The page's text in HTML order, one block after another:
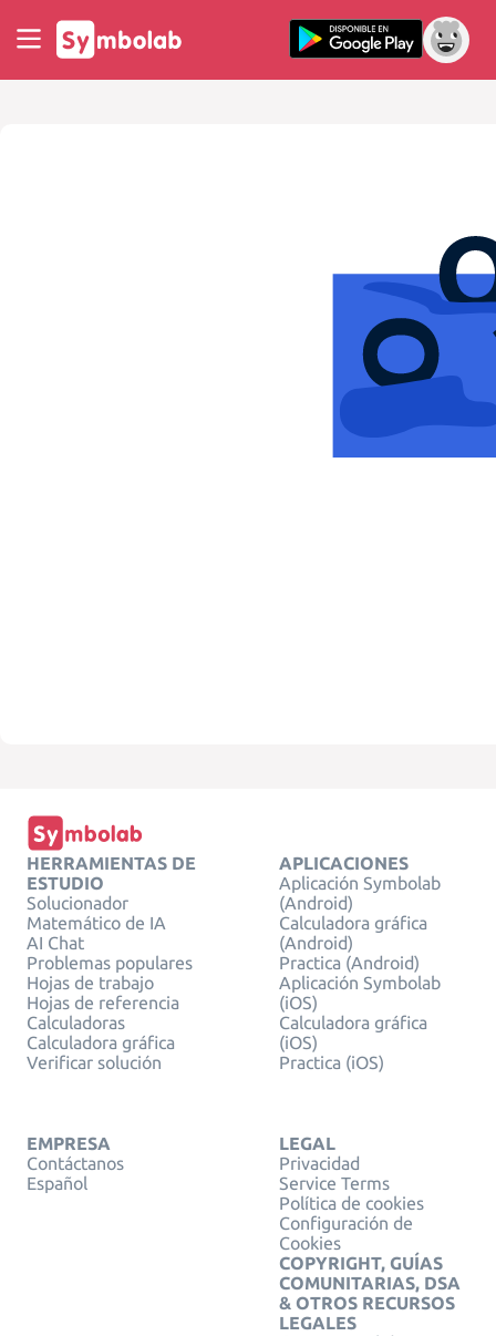
HERRAMIENTAS DE
ESTUDIO
Solucionador
Matemático de IA
AI Chat
Problemas populares
Hojas de trabajo
Hojas de referencia
Calculadoras
Calculadora gráfica
Verificar solución
APLICACIONES
Aplicación Symbolab
(Android)
Calculadora gráfica
(Android)
Practica (Android)
Aplicación Symbolab
(iOS)
Calculadora gráfica
(iOS)
Practica (iOS)
EMPRESA
Contáctanos
Español
LEGAL
Privacidad
Service Terms
Política de cookies
Configuración de
Cookies
COPYRIGHT, GUÍAS
COMUNITARIAS, DSA
& OTROS RECURSOS
LEGALES